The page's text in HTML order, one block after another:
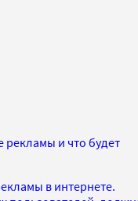
рекламы и что будет
в интернете.